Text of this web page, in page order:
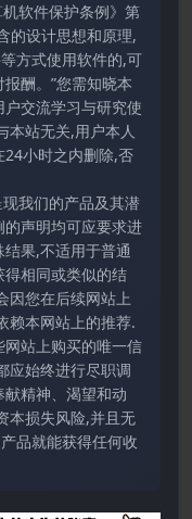
软件保护条例》第
的设计思想和原理,
方式使用软件的,可
酬。”您需知晓本
交流学习与研究使
本站无关,用户本人
小时之内删除,否
我们的产品及其潜
声明均可应要求进
果,不适用于普通
相同或类似的结
因您在后续网站上
赖本网站上的推荐.
站上购买的唯一信
应始终进行尽职调
精神、渴望和动
本损失风险,并且无
品就能获得任何收